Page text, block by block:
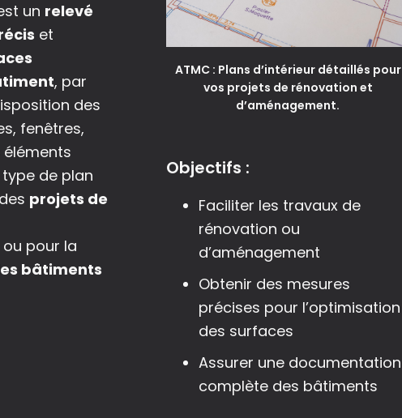
un relevé
et
, par
des
fenêtres,
de plan
projets de
ou pour la
bâtiments
ATMC : Plans d’intérieur détaillés pour
vos projets de rénovation et
d’aménagement.
Objectifs :
Faciliter les travaux de
rénovation ou
d’aménagement
Obtenir des mesures
précises pour l’optimisation
des surfaces
Assurer une documentation
complète des bâtiments